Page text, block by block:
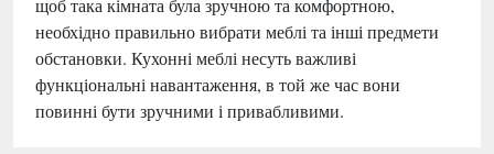
щоб така кімната була зручною та комфортною,
необхідно правильно вибрати меблі та інші предмети
обстановки. Кухонні меблі несуть важливі
функціональні навантаження, в той же час вони
повинні бути зручними і привабливими.